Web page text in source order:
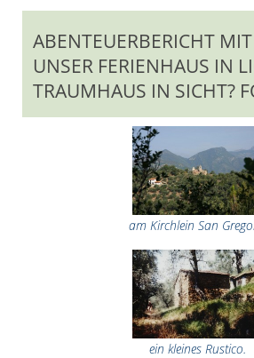
ABENTEUERBERICHT
UNSER FERIENHAUS IN
TRAUMHAUS IN SICHT?
am Kirchlein San
ein kleines Rustico.